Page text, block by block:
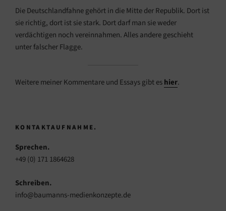
Die Deutschlandfahne gehört in die Mitte der Republik. Dort ist
sie richtig, dort ist sie stark. Dort darf man sie weder
verdächtigen noch vereinnahmen. Alles andere geschieht
unter falscher Flagge.
Weitere meiner Kommentare und Essays gibt eshier.
KONTAKTAUFNAHME.
Sprechen.
+49 (0) 171 1864628
Schreiben.
info@baumanns-medienkonzepte.de